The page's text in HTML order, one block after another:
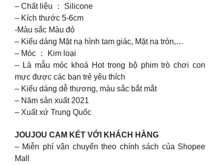
– Chất liệu ： Silicone
– Kích thước 5-6cm
-Màu sắc Màu đỏ
– Kiểu dáng Mặt nạ hình tam giác, Mặt nạ tròn,…
– Móc ： Kim loại
– Là mẫu móc khoá Hot trong bộ phim trò chơi con
mực được các bạn trẻ yêu thích
– Kiểu dáng dễ thương, màu sắc bắt mắt
– Năm sản xuất 2021
– Xuất xứ Trung Quốc
JOUJOU CAM KẾT VỚI KHÁCH HÀNG
– Miễn phí vận chuyển theo chính sách của Shopee
Mall